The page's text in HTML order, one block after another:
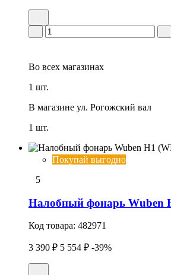
Во всех магазинах
1 шт.
В магазине ул. Рогожский вал
1 шт.
Покупай выгодно
5
Налобный фонарь Wuben
Код товара: 482971
3 390 ₽ 5 554 ₽ -39%